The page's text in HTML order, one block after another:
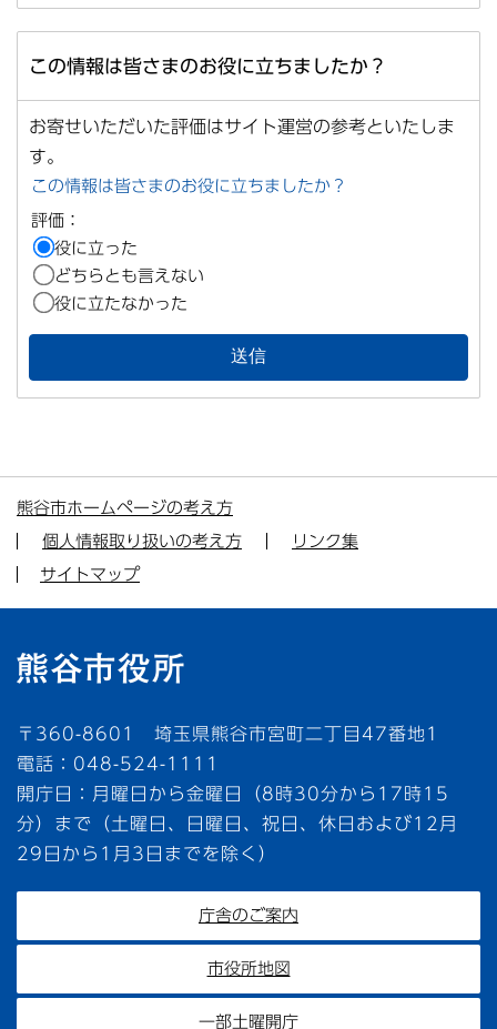
この情報は皆さまのお役に立ちましたか？
お寄せいただいた評価はサイト運営の参考といたしま
す。
この情報は皆さまのお役に立ちましたか？
評価：
役に立った
どちらとも言えない
役に立たなかった
熊谷市ホームページの考え方
個人情報取り扱いの考え方
リンク集
サイトマップ
〒360-8601 埼玉県熊谷市宮町二丁目47番地1
電話：048-524-1111
開庁日：月曜日から金曜日（8時30分から17時15
分）まで（土曜日、日曜日、祝日、休日および12月
29日から1月3日までを除く）
庁舎のご案内
市役所地図
一部土曜開庁